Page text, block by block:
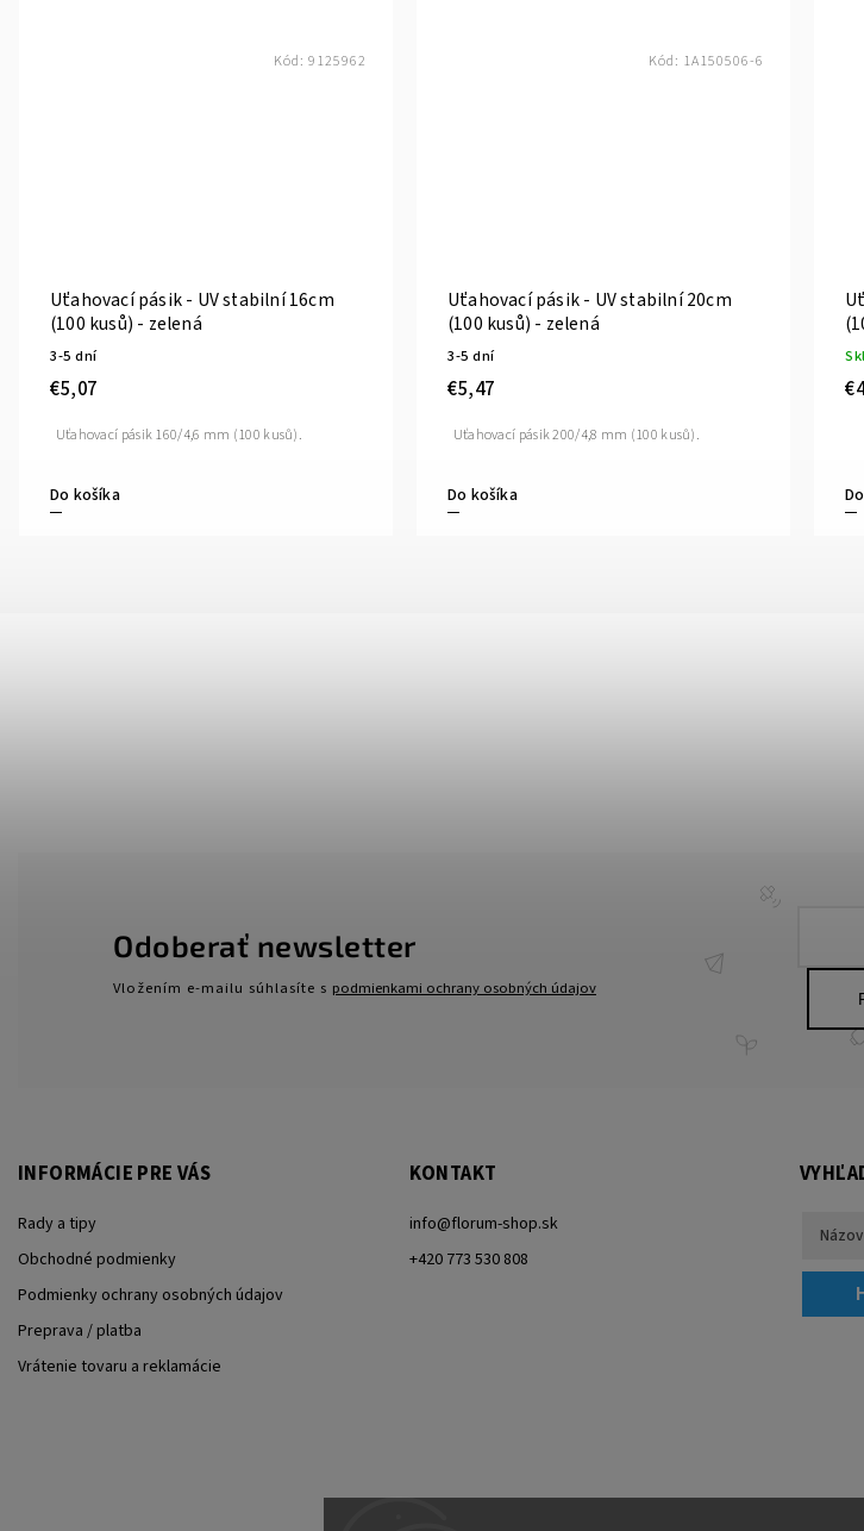
Uťahovací pásik - UV stabilní 16cm
(100 kusů) - zelená
3-5 dní
€5,07
Do košíka
Uťahovací pásik 160/4,6 mm (100 kusů).
Kód: 9125962
Uťahovací pásik - UV stabilní 20cm
(100 kusů) - zelená
3-5 dní
€5,47
Do košíka
Uťahovací pásik 200/4,8 mm (100 kusů).
Kód: 1A150506-6
Odoberať newsletter
Vložením e-mailu súhlasíte s podmienkami ochrany osobných údajov
INFORMÁCIE PRE VÁS
Rady a tipy
Obchodné podmienky
Podmienky ochrany osobných údajov
Preprava / platba
Vrátenie tovaru a reklamácie
KONTAKT
info@florum-shop.sk
+420 773 530 808